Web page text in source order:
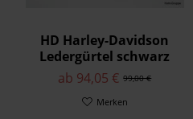
HD Harley-Davidson
Ledergürtel schwarz
"Doom Roller" 32-44
HDMBT11125BLK
99,00 €
ab 94,05 €
Merken